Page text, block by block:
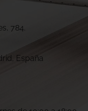
784.
España